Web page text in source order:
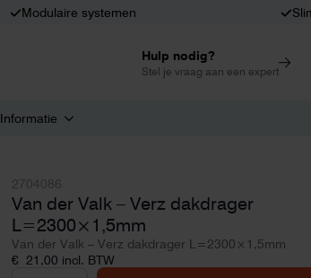
Modulaire systemen
Hulp nodig?
Stel je vraag aan een expert
Informatie
Van der Valk – Verz dakdrager
L=2300×1,5mm
Van der Valk – Verz dakdrager L=2300×1,5mm
€ 21,00 incl. BTW